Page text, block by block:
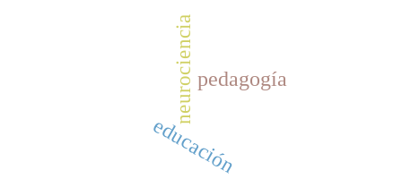
neurociencia
educación
pedagogía